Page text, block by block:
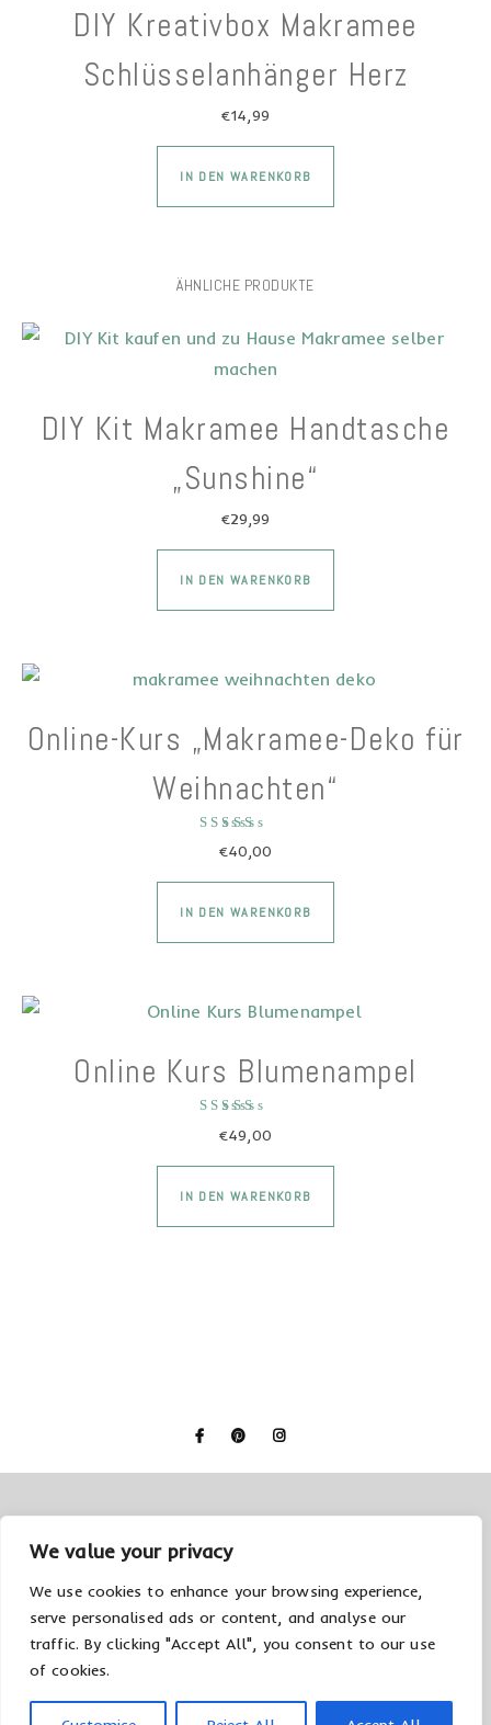
We value your privacy
We use cookies to enhance your browsing experience,
serve personalised ads or content, and analyse our
traffic. By clicking "Accept All", you consent to our use
of cookies.
DIY Kreativbox Makramee
Schlüsselanhänger Herz
€14,99
IN DEN WARENKORB
Dieses Produkt
ÄHNLICHE PRODUKTE
DIY Kit Makramee Handtasche
„Sunshine“
€29,99
IN DEN WARENKORB
Dieses Produkt
Online-Kurs „Makramee-Deko für
Weihnachten“
Bewertet mit
5.00
von 5
€40,00
IN DEN WARENKORB
Online Kurs Blumenampel
5.00
€49,00
IN DEN WARENKORB
© 2026 Creolla Datenschutzerklärung Impressum
BACK TO TOP